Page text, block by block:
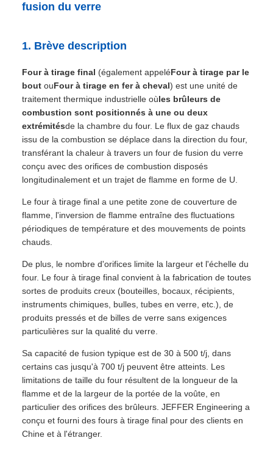
fusion du verre
1. Brève description
Four à tirage final (également appeléFour à tirage par le
bout ouFour à tirage en fer à cheval) est une unité de
traitement thermique industrielle oùles brûleurs de
combustion sont positionnés à une ou deux
extrémitésde la chambre du four. Le flux de gaz chauds
issu de la combustion se déplace dans la direction du four,
transférant la chaleur à travers un four de fusion du verre
conçu avec des orifices de combustion disposés
longitudinalement et un trajet de flamme en forme de U.
Le four à tirage final a une petite zone de couverture de
flamme, l'inversion de flamme entraîne des fluctuations
périodiques de température et des mouvements de points
chauds.
De plus, le nombre d'orifices limite la largeur et l'échelle du
four. Le four à tirage final convient à la fabrication de toutes
sortes de produits creux (bouteilles, bocaux, récipients,
instruments chimiques, bulles, tubes en verre, etc.), de
produits pressés et de billes de verre sans exigences
particulières sur la qualité du verre.
Sa capacité de fusion typique est de 30 à 500 t/j, dans
certains cas jusqu'à 700 t/j peuvent être atteints. Les
limitations de taille du four résultent de la longueur de la
flamme et de la largeur de la portée de la voûte, en
particulier des orifices des brûleurs. JEFFER Engineering a
conçu et fourni des fours à tirage final pour des clients en
Chine et à l'étranger.